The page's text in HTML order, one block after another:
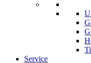
Service